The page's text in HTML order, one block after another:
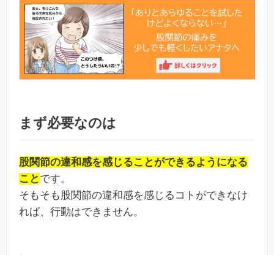
まず必要なのは
股関節の違和感を感じることができるようになる
こと です。
そもそも股関節の違和感を感じるコトができなけ
れば、行動はできません。